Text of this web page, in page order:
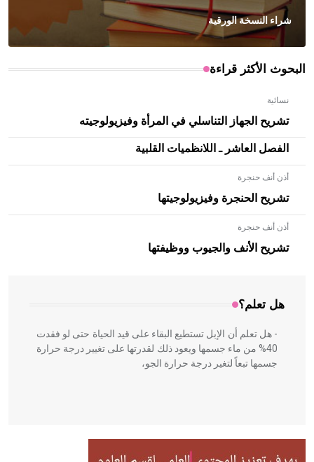
شراء النسخة الورقية
البحوث الأكثر قراءة
نسائية
تشريح الجهاز التناسلي في المرأة وفيزيولوجيته
الفصل العاشر ـ اللانظميات القلبية
أذن أنف حنجرة
تشريح الحنجرة وفيزيولوجيتها
أذن أنف حنجرة
تشريح الأنف والجيوب ووظيفتها
هل تعلم؟
- هل تعلم أن الأبلق نوع من الفنون الهندسية التي ارتبطت
بالعمارة الإسلامية في بلاد الشام ومصر خاصة، حيث يحرص
المعمار على بناء مداميكه وخاصة في الواجهات
- هل تعلم أن الإبل تستطيع البقاء على قيد الحياة حتى لو فقدت
40% من ماء جسمها ويعود ذلك لقدرتها على تغيير درجة حرارة
جسمها تبعاً لتغير درجة حرارة الجو،
- هل تعلم أن أبقراط كتب في الطب أربعة مؤلفات هي:
الحكم، الأدلة، تنظيم التغذية، ورسالته في جروح الرأس. ويعود